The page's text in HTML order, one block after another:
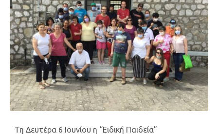
Τη Δευτέρα 6 Ιουνίου η “Ειδική Παιδεία”